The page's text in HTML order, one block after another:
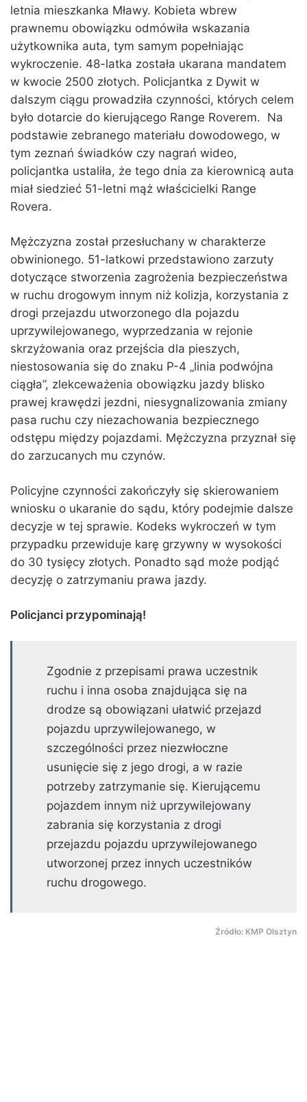
letnia mieszkanka Mławy. Kobieta wbrew
prawnemu obowiązku odmówiła wskazania
użytkownika auta, tym samym popełniając
wykroczenie. 48-latka została ukarana mandatem
w kwocie 2500 złotych. Policjantka z Dywit w
dalszym ciągu prowadziła czynności, których celem
było dotarcie do kierującego Range Roverem. Na
podstawie zebranego materiału dowodowego, w
tym zeznań świadków czy nagrań wideo,
policjantka ustaliła, że tego dnia za kierownicą auta
miał siedzieć 51-letni mąż właścicielki Range
Rovera.
Mężczyzna został przesłuchany w charakterze
obwinionego. 51-latkowi przedstawiono zarzuty
dotyczące stworzenia zagrożenia bezpieczeństwa
w ruchu drogowym innym niż kolizja, korzystania z
drogi przejazdu utworzonego dla pojazdu
uprzywilejowanego, wyprzedzania w rejonie
skrzyżowania oraz przejścia dla pieszych,
niestosowania się do znaku P-4 „linia podwójna
ciągła”, zlekceważenia obowiązku jazdy blisko
prawej krawędzi jezdni, niesygnalizowania zmiany
pasa ruchu czy niezachowania bezpiecznego
odstępu między pojazdami. Mężczyzna przyznał się
do zarzucanych mu czynów.
Policyjne czynności zakończyły się skierowaniem
wniosku o ukaranie do sądu, który podejmie dalsze
decyzje w tej sprawie. Kodeks wykroczeń w tym
przypadku przewiduje karę grzywny w wysokości
do 30 tysięcy złotych. Ponadto sąd może podjąć
decyzję o zatrzymaniu prawa jazdy.
Policjanci przypominają!
Zgodnie z przepisami prawa uczestnik
ruchu i inna osoba znajdująca się na
drodze są obowiązani ułatwić przejazd
pojazdu uprzywilejowanego, w
szczególności przez niezwłoczne
usunięcie się z jego drogi, a w razie
potrzeby zatrzymanie się. Kierującemu
pojazdem innym niż uprzywilejowany
zabrania się korzystania z drogi
przejazdu pojazdu uprzywilejowanego
utworzonej przez innych uczestników
ruchu drogowego.
Źródło: KMP Olsztyn